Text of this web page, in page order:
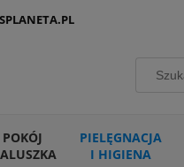
POKÓJ
PIELĘGNACJA
I HIGIENA